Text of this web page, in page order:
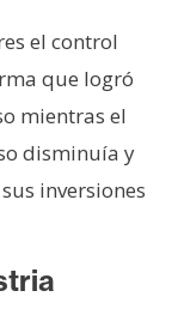
el control
que logró
mientras el
disminuía y
inversiones